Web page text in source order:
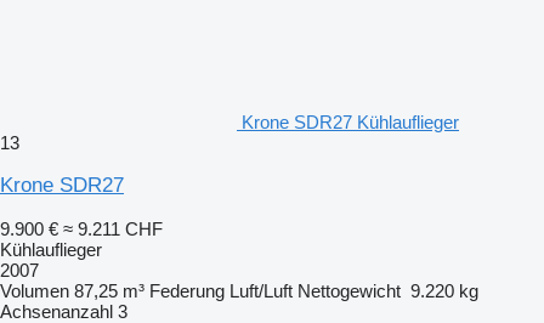
Krone SDR27 Kühlauflieger
13
Krone SDR27
9.900 € ≈ 9.211 CHF
Kühlauflieger
2007
Volumen 87,25 m³ Federung Luft/Luft Nettogewicht 9.220 kg
Achsenanzahl 3